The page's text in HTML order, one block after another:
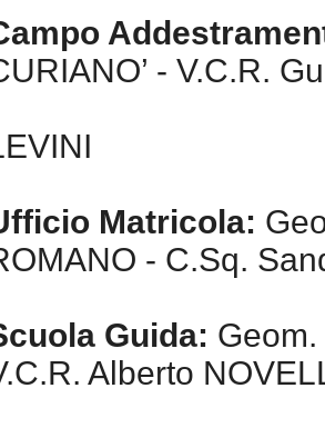
- V.C.R.
Matricola:
- C.Sq.
Guida:
Alberto